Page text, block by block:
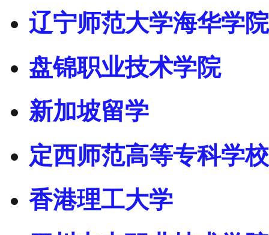
辽宁师范大学海华学院
盘锦职业技术学院
新加坡留学
定西师范高等专科学校
香港理工大学